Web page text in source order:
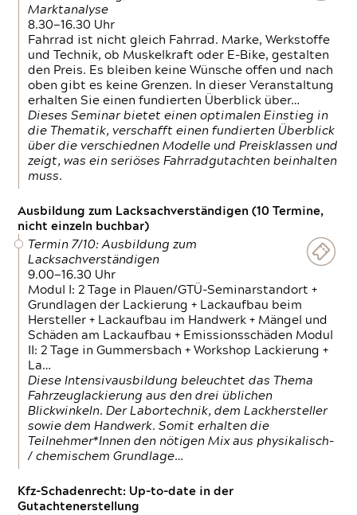
Marktanalyse
8.30—16.30 Uhr
Fahrrad ist nicht gleich Fahrrad. Marke, Werkstoffe
und Technik, ob Muskelkraft oder E-Bike, gestalten
den Preis. Es bleiben keine Wünsche offen und nach
oben gibt es keine Grenzen. In dieser Veranstaltung
erhalten Sie einen fundierten Überblick über…
Dieses Seminar bietet einen optimalen Einstieg in
die Thematik, verschafft einen fundierten Überblick
über die verschiednen Modelle und Preisklassen und
zeigt, was ein seriöses Fahrradgutachten beinhalten
muss.
Ausbildung zum Lacksachverständigen (10 Termine,
nicht einzeln buchbar)
Termin 7/10: Ausbildung zum
Lacksachverständigen
9.00—16.30 Uhr
Modul I: 2 Tage in Plauen/GTÜ-Seminarstandort +
Grundlagen der Lackierung + Lackaufbau beim
Hersteller + Lackaufbau im Handwerk + Mängel und
Schäden am Lackaufbau + Emissionsschäden Modul
II: 2 Tage in Gummersbach + Workshop Lackierung +
La…
Diese Intensivausbildung beleuchtet das Thema
Fahrzeuglackierung aus den drei üblichen
Blickwinkeln. Der Labortechnik, dem Lackhersteller
sowie dem Handwerk. Somit erhalten die
Teilnehmer*Innen den nötigen Mix aus physikalisch-
/ chemischem Grundlage…
Kfz-Schadenrecht: Up-to-date in der
Gutachtenerstellung